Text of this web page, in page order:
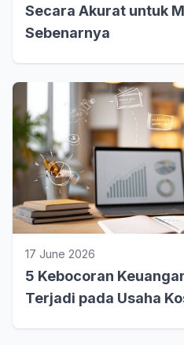
Secara Akurat untuk
Sebenarnya
17 June 2026
5 Kebocoran
Terjadi pada Usaha